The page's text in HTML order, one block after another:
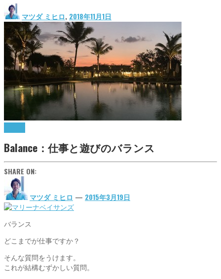
マツダ ミヒロ, 2018年11月1日
Balance：仕事と遊びのバランス
SHARE ON:
マツダ ミヒロ — 2015年3月19日
バランス
どこまでが仕事ですか？
そんな質問をうけます。
これが結構むずかしい質問。